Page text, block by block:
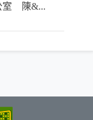
室 陳&...